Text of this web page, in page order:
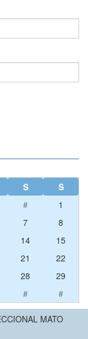
S
S
#
1
7
8
14
15
21
22
28
29
# #
MATO